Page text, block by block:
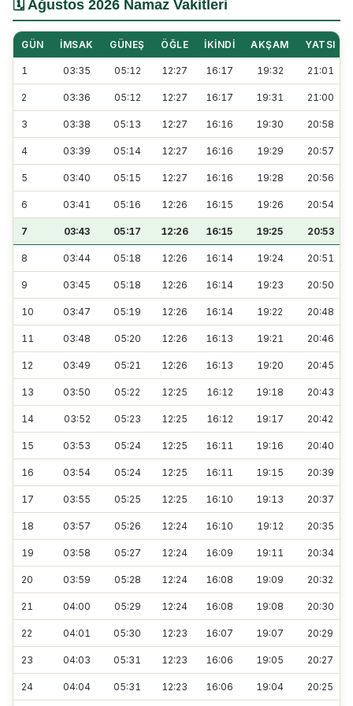
🗓️ Ağustos 2026 Namaz Vakitleri
GÜN İMSAK GÜNEŞ ÖĞLE İKINDI AKŞAM YATSI
1 03:35 05:12 12:27 16:17 19:32 21:01
2 03:36 05:12 12:27 16:17 19:31 21:00
3 03:38 05:13 12:27 16:16 19:30 20:58
4 03:39 05:14 12:27 16:16 19:29 20:57
5 03:40 05:15 12:27 16:16 19:28 20:56
6 03:41 05:16 12:26 16:15 19:26 20:54
7 03:43 05:17 12:26 16:15 19:25 20:53
8 03:44 05:18 12:26 16:14 19:24 20:51
9 03:45 05:18 12:26 16:14 19:23 20:50
10 03:47 05:19 12:26 16:14 19:22 20:48
11 03:48 05:20 12:26 16:13 19:21 20:46
12 03:49 05:21 12:26 16:13 19:20 20:45
13 03:50 05:22 12:25 16:12 19:18 20:43
14 03:52 05:23 12:25 16:12 19:17 20:42
15 03:53 05:24 12:25 16:11 19:16 20:40
16 03:54 05:24 12:25 16:11 19:15 20:39
17 03:55 05:25 12:25 16:10 19:13 20:37
18 03:57 05:26 12:24 16:10 19:12 20:35
19 03:58 05:27 12:24 16:09 19:11 20:34
20 03:59 05:28 12:24 16:08 19:09 20:32
21 04:00 05:29 12:24 16:08 19:08 20:30
22 04:01 05:30 12:23 16:07 19:07 20:29
23 04:03 05:31 12:23 16:06 19:05 20:27
24 04:04 05:31 12:23 16:06 19:04 20:25